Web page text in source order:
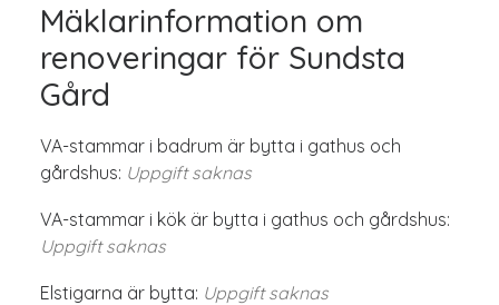
Mäklarinformation om
renoveringar för Sundsta
Gård
VA-stammar i badrum är bytta i gathus och
gårdshus: Uppgift saknas
VA-stammar i kök är bytta i gathus och gårdshus:
Uppgift saknas
Elstigarna är bytta: Uppgift saknas